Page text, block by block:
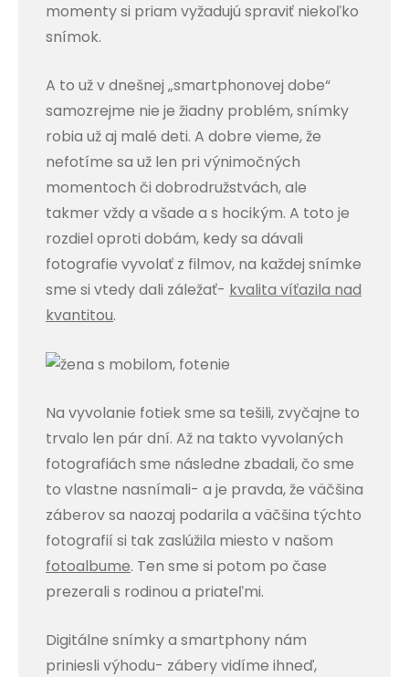
momenty si priam vyžadujú spraviť niekoľko
snímok.
A to už v dnešnej „smartphonovej dobe“
samozrejme nie je žiadny problém, snímky
robia už aj malé deti. A dobre vieme, že
nefotíme sa už len pri výnimočných
momentoch či dobrodružstvách, ale
takmer vždy a všade a s hocikým. A toto je
rozdiel oproti dobám, kedy sa dávali
fotografie vyvolať z filmov, na každej snímke
sme si vtedy dali záležať- kvalita víťazila nad
kvantitou.
Na vyvolanie fotiek sme sa tešili, zvyčajne to
trvalo len pár dní. Až na takto vyvolaných
fotografiách sme následne zbadali, čo sme
to vlastne nasnímali- a je pravda, že väčšina
záberov sa naozaj podarila a väčšina týchto
fotografií si tak zaslúžila miesto v našom
fotoalbume. Ten sme si potom po čase
prezerali s rodinou a priateľmi.
Digitálne snímky a smartphony nám
priniesli výhodu- zábery vidíme ihneď,